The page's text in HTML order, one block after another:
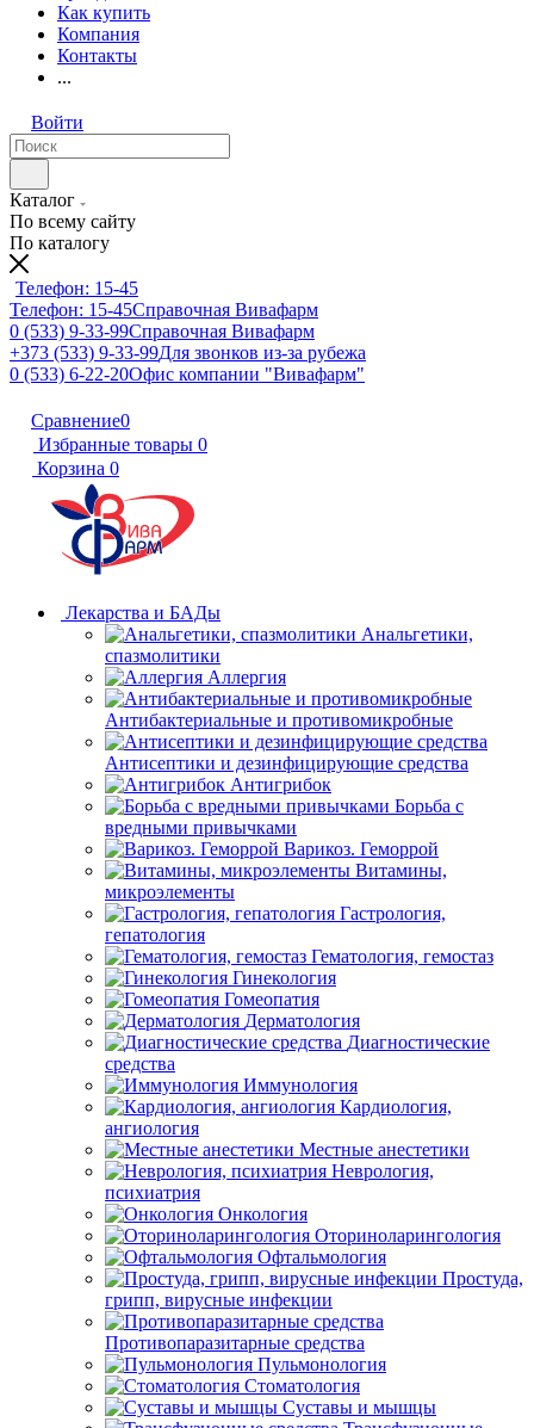
Как купить
Компания
Контакты
...
Войти
Каталог
По всему сайту
По каталогу
Телефон: 15-45
Телефон: 15-45Справочная Вивафарм
0 (533) 9-33-99Справочная Вивафарм
+373 (533) 9-33-99Для звонков из-за рубежа
0 (533) 6-22-20Офис компании "Вивафарм"
Сравнение0
Избранные товары 0
Корзина 0
Лекарства и БАДы
Анальгетики,
спазмолитики
Аллергия
Антибактериальные и противомикробные
Антисептики и дезинфицирующие средства
Антигрибок
Борьба с
вредными привычками
Варикоз. Геморрой
Витамины,
микроэлементы
Гастрология,
гепатология
Гематология, гемостаз
Гинекология
Гомеопатия
Дерматология
Диагностические
средства
Иммунология
Кардиология,
ангиология
Местные анестетики
Неврология,
психиатрия
Онкология
Оториноларингология
Офтальмология
Простуда,
грипп, вирусные инфекции
Противопаразитарные средства
Пульмонология
Стоматология
Суставы и мышцы